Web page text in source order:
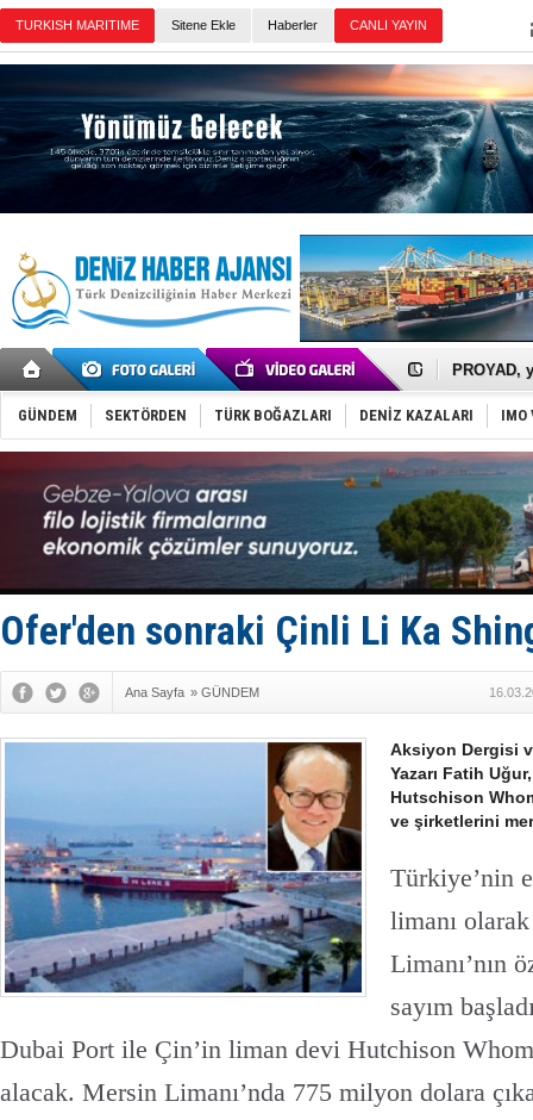
TURKISH MARITIME Sitene Ekle Haberler CANLI YAYIN
İTU AUV,
PROYAD,
Türkiye-
Türk
Deniz
DÖDER,
Fairline,
Baltık
Runit
Limana
Türk
Hüseyin
Med
GÜNDEM SEKTÖRDEN TÜRK BOĞAZLARI DENİZ KAZALARI IMO
Ofer'den sonraki Çinli Li Ka
Ana Sayfa » GÜNDEM
Aksiyon Dergisi
Yazarı Fatih
Hutschison
ve şirketlerini
Türkiye’nin
limanı
Limanı’nın
sayım
Dubai Port ile Çin’in liman devi Hutchison
alacak. Mersin Limanı’nda 775 milyon dolara